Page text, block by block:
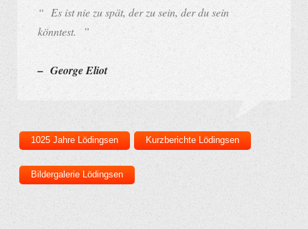
“ Es ist nie zu spät, der zu sein, der du sein
könntest. ”
– George Eliot
1025 Jahre Lödingsen Kurzberichte Lödingsen
Bildergalerie Lödingsen